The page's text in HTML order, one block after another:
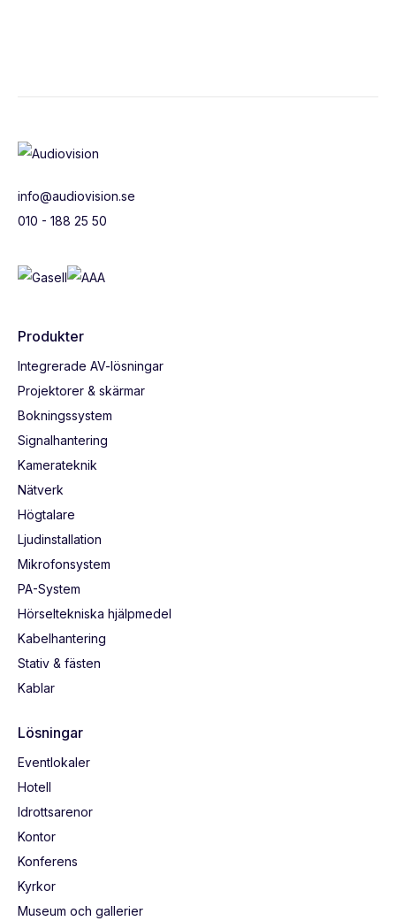
info@audiovision.se
010 - 188 25 50
Produkter
Integrerade AV-lösningar
Projektorer & skärmar
Bokningssystem
Signalhantering
Kamerateknik
Nätverk
Högtalare
Ljudinstallation
Mikrofonsystem
PA-System
Hörseltekniska hjälpmedel
Kabelhantering
Stativ & fästen
Kablar
Lösningar
Eventlokaler
Hotell
Idrottsarenor
Kontor
Konferens
Kyrkor
Museum och gallerier